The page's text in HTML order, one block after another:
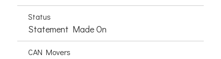
Status
Statement Made On
CAN Movers